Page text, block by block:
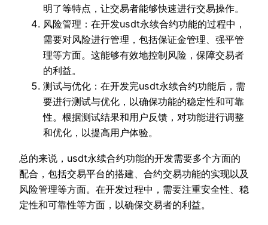
明了等特点，让交易者能够快速进行交易操作。
风险管理：在开发usdt永续合约功能的过程中，
需要对风险进行管理，包括保证金管理、强平管
理等方面。这能够有效地控制风险，保障交易者
的利益。
测试与优化：在开发完usdt永续合约功能后，需
要进行测试与优化，以确保功能的稳定性和可靠
性。根据测试结果和用户反馈，对功能进行调整
和优化，以提高用户体验。
总的来说，usdt永续合约功能的开发需要多个方面的
配合，包括交易平台的搭建、合约交易功能的实现以及
风险管理等方面。在开发过程中，需要注重安全性、稳
定性和可靠性等方面，以确保交易者的利益。